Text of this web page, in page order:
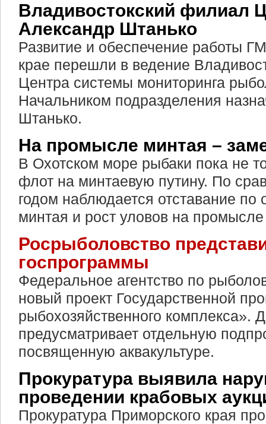
Владивостокский филиал
Александр Штанько
Развитие и обеспечение работы
крае перешли в ведение
Центра системы мониторинга
Начальником подразделения
Штанько.
На промысле минтая –
В Охотском море рыбаки пока не
флот на минтаевую путину. По
годом наблюдается отставание
минтая и рост уловов на
Росрыболовство
госпрограммы
Федеральное агентство по
новый проект Государственной
рыбохозяйственного комплекса».
предусматривает отдельную
посвященную аквакультуре.
Прокуратура выявила
проведении крабовых
Прокуратура Приморского края